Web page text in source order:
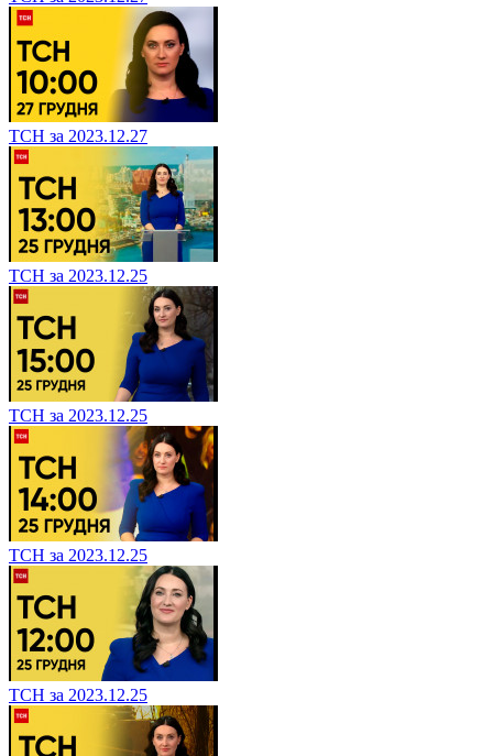
ТСН за 2023.12.27
ТСН за 2023.12.25
ТСН за 2023.12.25
ТСН за 2023.12.25
ТСН за 2023.12.25